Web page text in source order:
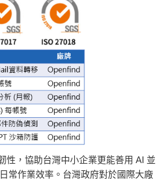
性，協助台灣中小企業更能善用 AI 並
常作業效率。台灣政府對於國際大廠